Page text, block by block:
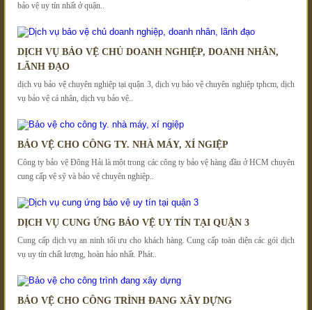
bảo vệ uy tín nhất ở quận..
DỊCH VỤ BẢO VỆ CHỦ DOANH NGHIỆP, DOANH NHÂN,
LÃNH ĐẠO
dịch vụ bảo vệ chuyên nghiệp tại quận 3, dịch vụ bảo vệ chuyên nghiệp tphcm, dịch
vụ bảo vệ cá nhân, dịch vụ bảo vệ..
BẢO VỆ CHO CÔNG TY. NHÀ MÁY, XÍ NGIỆP
Công ty bảo vệ Đông Hải là một trong các công ty bảo vệ hàng đầu ở HCM chuyên
cung cấp vệ sỹ và bảo vệ chuyên nghiệp..
DỊCH VỤ CUNG ỨNG BẢO VỆ UY TÍN TẠI QUẬN 3
Cung cấp dịch vụ an ninh tối ưu cho khách hàng. Cung cấp toàn diện các gói dịch
vụ uy tín chất lượng, hoàn hảo nhất. Phát..
BẢO VỆ CHO CÔNG TRÌNH ĐANG XÂY DỰNG